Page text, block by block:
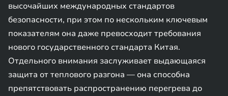
высочайших международных стандартов
безопасности, при этом по нескольким ключевым
показателям она даже превосходит требования
нового государственного стандарта Китая.
Отдельного внимания заслуживает выдающаяся
защита от теплового разгона — она способна
препятствовать распространению перегрева до